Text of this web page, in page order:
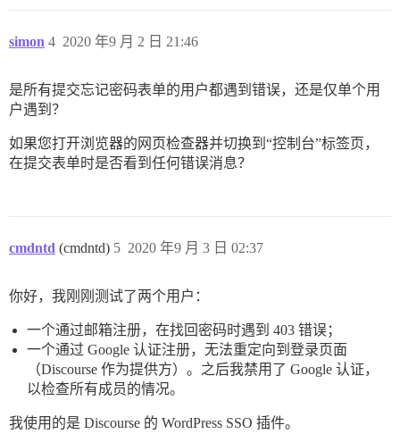
simon 2020 年9 月 2 日 21:46
4
是所有提交忘记密码表单的用户都遇到错误，还是仅单个用
户遇到？
如果您打开浏览器的网页检查器并切换到“控制台”标签页，
在提交表单时是否看到任何错误消息？
cmdntd (cmdntd) 2020 年9 月 3 日 02:37
5
你好，我刚刚测试了两个用户：
一个通过邮箱注册，在找回密码时遇到 403 错误；
一个通过 Google 认证注册，无法重定向到登录页面
（Discourse 作为提供方）。之后我禁用了 Google 认证，
以检查所有成员的情况。
我使用的是 Discourse 的 WordPress SSO 插件。